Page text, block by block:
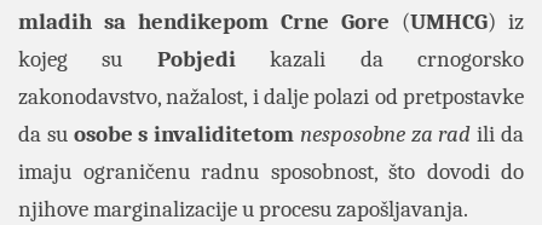
mladih sa hendikepom Crne Gore (UMHCG) iz
kojeg su Pobjedikazali da crnogorsko
zakonodavstvo, nažalost, i dalje polazi od pretpostavke
da su osobe s invaliditetom nesposobne za rad ili da
imaju ograničenu radnu sposobnost, što dovodi do
njihove marginalizacije u procesu zapošljavanja.